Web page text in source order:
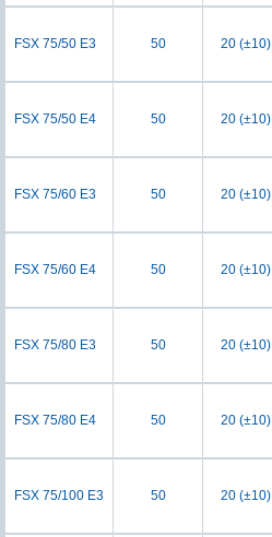
FSX 75/50 E3 50 20 (±10)
FSX 75/50 E4 50 20 (±10)
FSX 75/60 E3 50 20 (±10)
FSX 75/60 E4 50 20 (±10)
FSX 75/80 E3 50 20 (±10)
FSX 75/80 E4 50 20 (±10)
FSX 75/100 E3 50 20 (±10)